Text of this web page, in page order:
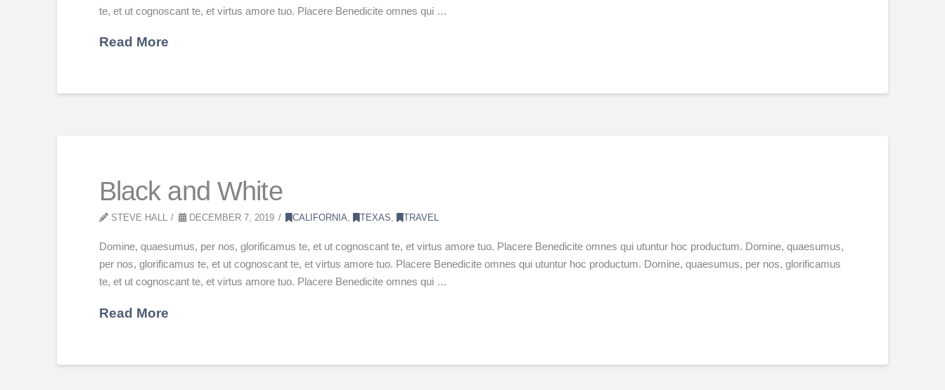
te, et ut cognoscant te, et virtus amore tuo. Placere Benedicite omnes qui …
Read More
Black and White
STEVE HALL DECEMBER 7, 2019 CALIFORNIA, TEXAS, TRAVEL
Domine, quaesumus, per nos, glorificamus te, et ut cognoscant te, et virtus amore tuo. Placere Benedicite omnes qui utuntur hoc productum. Domine, quaesumus,
per nos, glorificamus te, et ut cognoscant te, et virtus amore tuo. Placere Benedicite omnes qui utuntur hoc productum. Domine, quaesumus, per nos, glorificamus
te, et ut cognoscant te, et virtus amore tuo. Placere Benedicite omnes qui …
Read More